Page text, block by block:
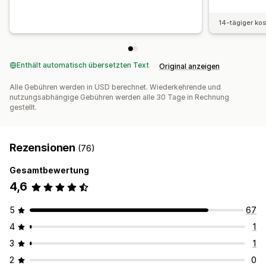
14-tägiger
Enthält automatisch übersetzten Text Original anzeigen
Alle Gebühren werden in USD berechnet. Wiederkehrende und
nutzungsabhängige Gebühren werden alle 30 Tage in Rechnung
gestellt.
Rezensionen (76)
Gesamtbewertung
4,6
5
67
4
1
3
1
2
0